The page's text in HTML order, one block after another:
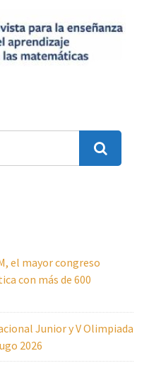
el mayor congreso
con más de 600
Junior y V Olimpiada
2026